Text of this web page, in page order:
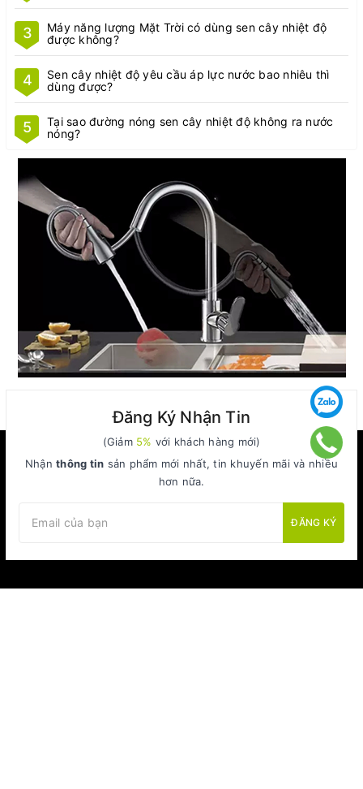
3
Máy năng lượng Mặt Trời có dùng sen cây nhiệt độ
được không?
4
Sen cây nhiệt độ yêu cầu áp lực nước bao nhiêu thì
dùng được?
5
Tại sao đường nóng sen cây nhiệt độ không ra nước
nóng?
Đăng Ký Nhận Tin
(Giảm 5% với khách hàng mới)
Nhậnthông tin sản phẩm mới nhất, tin khuyến mãi và nhiều
hơn nữa.
ĐĂNG KÝ